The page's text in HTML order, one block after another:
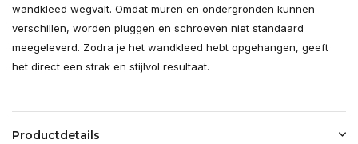
wandkleed wegvalt. Omdat muren en ondergronden kunnen
verschillen, worden pluggen en schroeven niet standaard
meegeleverd. Zodra je het wandkleed hebt opgehangen, geeft
het direct een strak en stijlvol resultaat.
Productdetails